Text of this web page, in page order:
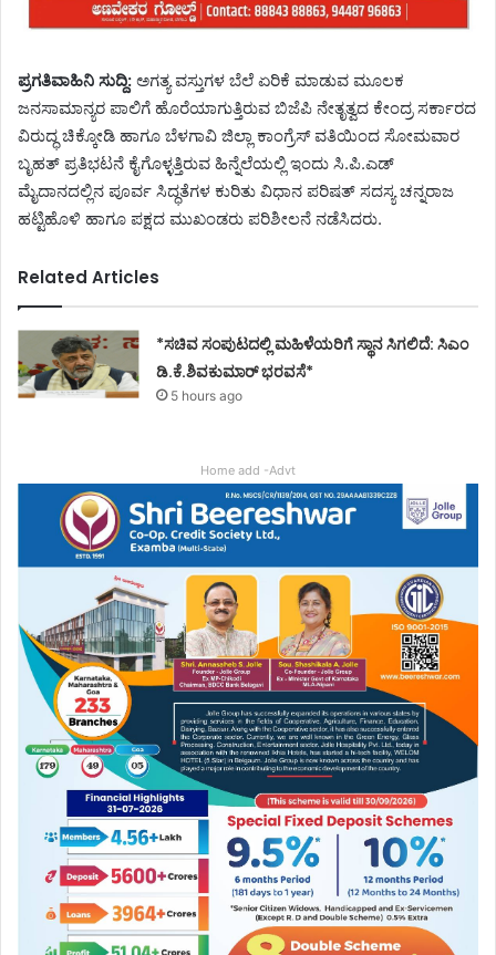
ಪ್ರಗತಿವಾಹಿನಿ ಸುದ್ದಿ: ಅಗತ್ಯ ವಸ್ತುಗಳ ಬೆಲೆ ಏರಿಕೆ ಮಾಡುವ ಮೂಲಕ
ಜನಸಾಮಾನ್ಯರ ಪಾಲಿಗೆ ಹೊರೆಯಾಗುತ್ತಿರುವ ಬಿಜೆಪಿ ನೇತೃತ್ವದ ಕೇಂದ್ರ ಸರ್ಕಾರದ
ವಿರುದ್ಧ ಚಿಕ್ಕೋಡಿ ಹಾಗೂ ಬೆಳಗಾವಿ ಜಿಲ್ಲಾ ಕಾಂಗ್ರೆಸ್ ವತಿಯಿಂದ ಸೋಮವಾರ
ಬೃಹತ್ ಪ್ರತಿಭಟನೆ ಕೈಗೊಳ್ಳತ್ತಿರುವ ಹಿನ್ನೆಲೆಯಲ್ಲಿ ಇಂದು ಸಿ.ಪಿ.ಎಡ್
ಮೈದಾನದಲ್ಲಿನ ಪೂರ್ವ ಸಿದ್ಧತೆಗಳ ಕುರಿತು ವಿಧಾನ ಪರಿಷತ್ ಸದಸ್ಯ ಚನ್ನರಾಜ
ಹಟ್ಟಿಹೊಳಿ ಹಾಗೂ ಪಕ್ಷದ ಮುಖಂಡರು ಪರಿಶೀಲನೆ ನಡೆಸಿದರು.
Related Articles
*ಸಚಿವ ಸಂಪುಟದಲ್ಲಿ ಮಹಿಳೆಯರಿಗೆ ಸ್ಥಾನ ಸಿಗಲಿದೆ: ಸಿಎಂ
ಡಿ.ಕೆ.ಶಿವಕುಮಾರ್ ಭರವಸೆ*
5 hours ago
Home add -Advt